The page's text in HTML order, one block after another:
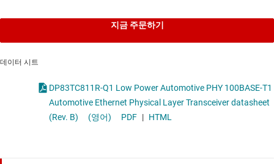
지금 주문하기
데이터 시트
DP83TC811R-Q1 Low Power Automotive PHY 100BASE-T1
Automotive Ethernet Physical Layer Transceiver datasheet
(Rev. B)
(영어) PDF | HTML